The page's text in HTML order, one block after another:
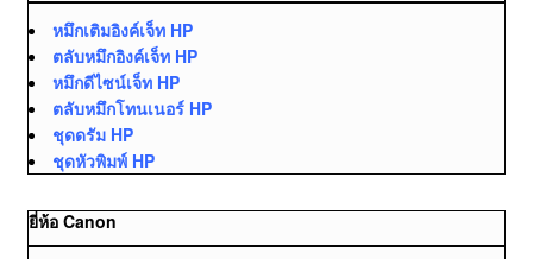
หมึกเติมอิงค์เจ็ท HP
ตลับหมึกอิงค์เจ็ท HP
หมึกดีไซน์เจ็ท HP
ตลับหมึกโทนเนอร์ HP
ชุดดรัม HP
ชุดหัวพิมพ์ HP
ยี่ห้อ Canon